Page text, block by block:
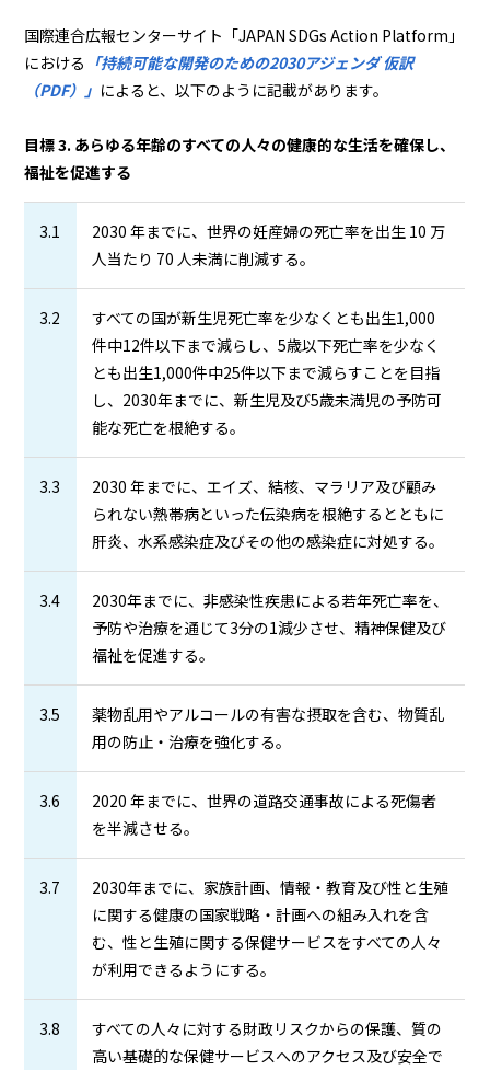
国際連合広報センターサイト「JAPAN SDGs Action Platform」
における 「持続可能な開発のための2030アジェンダ 仮訳
（PDF）」 によると、以下のように記載があります。
目標 3. あらゆる年齢のすべての人々の健康的な生活を確保し、
福祉を促進する
3.1
2030 年までに、世界の妊産婦の死亡率を出生 10 万
人当たり 70 人未満に削減する。
3.2
すべての国が新生児死亡率を少なくとも出生1,000
件中12件以下まで減らし、5歳以下死亡率を少なく
とも出生1,000件中25件以下まで減らすことを目指
し、2030年までに、新生児及び5歳未満児の予防可
能な死亡を根絶する。
3.3
2030 年までに、エイズ、結核、マラリア及び顧み
られない熱帯病といった伝染病を根絶するとともに
肝炎、水系感染症及びその他の感染症に対処する。
3.4
2030年までに、非感染性疾患による若年死亡率を、
予防や治療を通じて3分の1減少させ、精神保健及び
福祉を促進する。
3.5
薬物乱用やアルコールの有害な摂取を含む、物質乱
用の防止・治療を強化する。
3.6
2020 年までに、世界の道路交通事故による死傷者
を半減させる。
3.7
2030年までに、家族計画、情報・教育及び性と生殖
に関する健康の国家戦略・計画への組み入れを含
む、性と生殖に関する保健サービスをすべての人々
が利用できるようにする。
3.8
すべての人々に対する財政リスクからの保護、質の
高い基礎的な保健サービスへのアクセス及び安全で